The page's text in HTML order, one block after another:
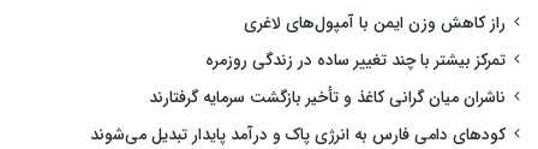
راز کاهش وزن ایمن با آمپول‌های لاغری
تمرکز بیشتر با چند تغییر ساده در زندگی روزمره
ناشران میان گرانی کاغذ و تأخیر بازگشت سرمایه گرفتارند
کودهای دامی فارس به انرژی پاک و درآمد پایدار تبدیل می‌شوند